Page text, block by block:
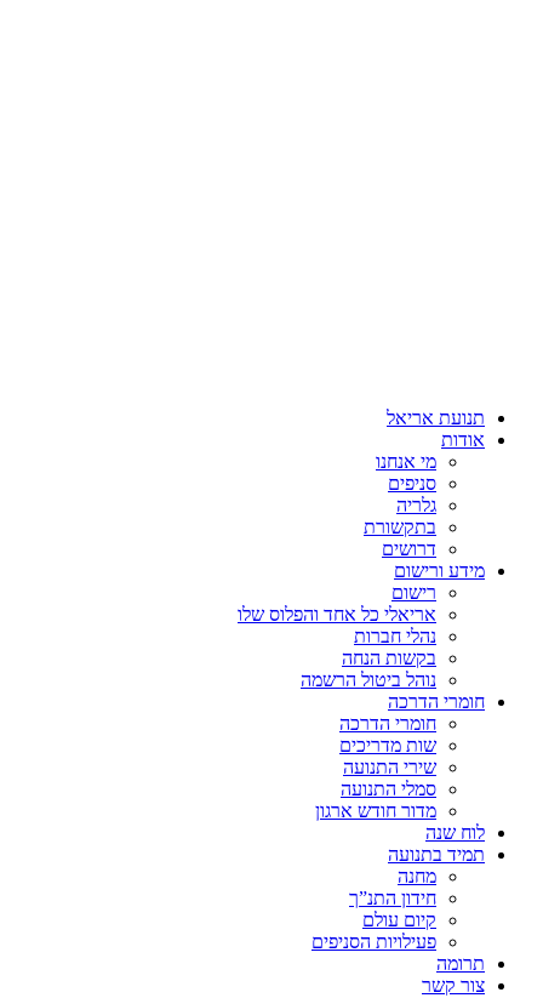
תנועת אריאל
אודות
מי אנחנו
סניפים
גלריה
בתקשורת
דרושים
מידע ורישום
רישום
אריאלי כל אחד והפלוס שלו
נהלי חברות
בקשות הנחה
נוהל ביטול הרשמה
חומרי הדרכה
חומרי הדרכה
שות מדריכים
שירי התנועה
סמלי התנועה
מדור חודש ארגון
לוח שנה
תמיד בתנועה
מחנה
חידון התנ”ך
קיום עולם
פעילויות הסניפים
תרומה
צור קשר